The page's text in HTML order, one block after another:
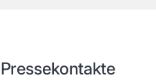
Pressekontakte